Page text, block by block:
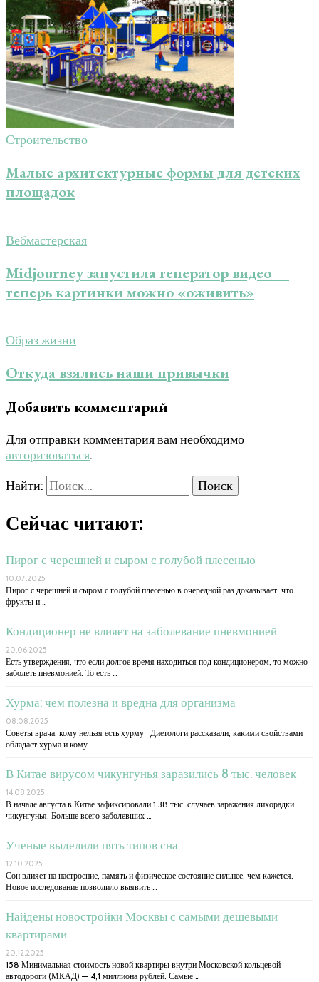
Строительство
Малые архитектурные формы для детских
площадок
Вебмастерская
Midjourney запустила генератор видео —
теперь картинки можно «оживить»
Образ жизни
Откуда взялись наши привычки
Добавить комментарий
Для отправки комментария вам необходимо
авторизоваться.
Найти:
Сейчас читают:
Пирог с черешней и сыром с голубой плесенью
10.07.2025
Пирог с черешней и сыром с голубой плесенью в очередной раз доказывает, что
фрукты и …
Кондиционер не влияет на заболевание пневмонией
20.06.2025
Есть утверждения, что если долгое время находиться под кондиционером, то можно
заболеть пневмонией. То есть …
Хурма: чем полезна и вредна для организма
08.08.2025
Советы врача: кому нельзя есть хурму Диетологи рассказали, какими свойствами
обладает хурма и кому …
В Китае вирусом чикунгунья заразились 8 тыс. человек
14.08.2025
В начале августа в Китае зафиксировали 1,38 тыс. случаев заражения лихорадки
чикунгунья. Больше всего заболевших …
Ученые выделили пять типов сна
12.10.2025
Сон влияет на настроение, память и физическое состояние сильнее, чем кажется.
Новое исследование позволило выявить …
Найдены новостройки Москвы с самыми дешевыми
квартирами
20.12.2025
158 Минимальная стоимость новой квартиры внутри Московской кольцевой
автодороги (МКАД) — 4,1 миллиона рублей. Самые …